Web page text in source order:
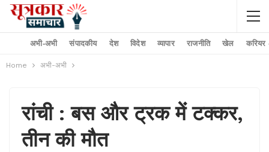
अभी-अभी संपादकीय देश विदेश व्यापार राजनीति खेल करियर
Home अभी-अभी
रांची : बस और ट्रक में टक्‍कर,
तीन की मौत